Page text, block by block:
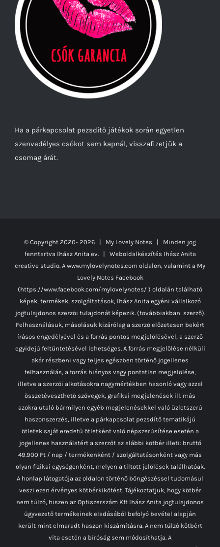
Ha a párkapcsolat pezsdítő játékok során egyetlen
szenvedélyes csókot sem kapnál, visszafizetjük a
csomag árát.
© Copyright 2020- 2026 | My Lovely Notes | Minden jog
fenntartva Ihász Anita ev. | Weboldalkészítés Ihász Anita
creative studio. A www.mylovelynotes.com oldalon, valamint a My
Lovely Notes Facebook
(https://www.facebook.com/mylovelynotes/ ) oldalán található
képek, termékek, szolgáltatások, Ihász Anita egyéni vállalkozó
jogtulajdonos szerzői tulajdonát képezik. (továbbiakban: szerző).
Felhasználásuk, másolásuk kizárólag a szerző előzetesen bekért
írásos engedélyével és a forrás pontos megjelölésével, a szerző
egyidejű feltüntetésével lehetséges. A forrás megjelölése nélküli
akár részbeni vagy teljes egészben történő jogellenes
felhasználás, a forrás hiányos vagy pontatlan megjelölése,
illetve a szerzői alkotásokra nagymértékben hasonló vagy azzal
összetéveszthető szövegek, grafikai megjelenések ill. más
azokra utaló bármilyen egyéb megjelenésekkel való üzletszerű
haszonszerzés, illetve a párkapcsolat pezsdítő tematikájú
ötletek saját eredetű ötletként való népszerűsítése esetén a
jogellenes használatért a szerzőt az alábbi kötbér illeti: bruttó
49.900 Ft / nap / termékenként / szolgáltatásonként vagy más
olyan fizikai egységenként, melyen a tiltott jelölések találhatóak.
A honlap látogatója az oldalon történő böngészéssel tudomásul
veszi ezen érvényes kötbérkikötést. Tájékoztatjuk, hogy kötbér
nem túlzó, hiszen az Optiszerszám Kft Ihász Anita jogtulajdonos
ügyvezető termékeinek eladásából befolyó bevétel alapján
került mint elmaradt haszon kiszámításra. A nem túlzó kötbért
vita esetén a bíróság sem módosíthatja. A